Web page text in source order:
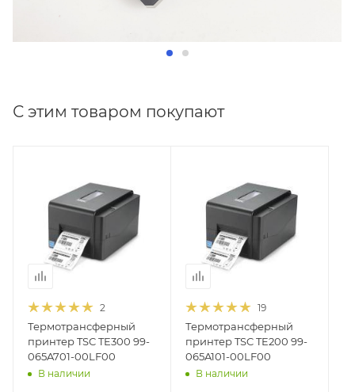
С этим товаром покупают
2
Термотрансферный
принтер TSC TE300 99-
065A701-00LF00
В наличии
19
Термотрансферный
принтер TSC TE200 99-
065A101-00LF00
В наличии